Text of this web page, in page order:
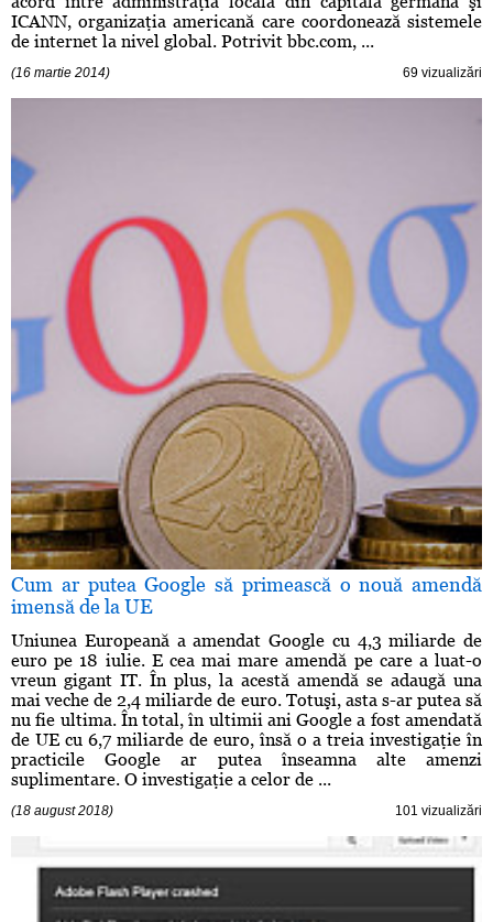
ICANN, organizaţia americană care coordonează sistemele
de internet la nivel global. Potrivit bbc.com, ...
(16 martie 2014) 69 vizualizări
Cum ar putea Google să primească o nouă amendă
imensă de la UE
Uniunea Europeană a amendat Google cu 4,3 miliarde de
euro pe 18 iulie. E cea mai mare amendă pe care a luat-o
vreun gigant IT. În plus, la acestă amendă se adaugă una
mai veche de 2,4 miliarde de euro. Totuşi, asta s-ar putea să
nu fie ultima. În total, în ultimii ani Google a fost amendată
de UE cu 6,7 miliarde de euro, însă o a treia investigaţie în
practicile Google ar putea înseamna alte amenzi
suplimentare. O investigaţie a celor de ...
(18 august 2018) 101 vizualizări